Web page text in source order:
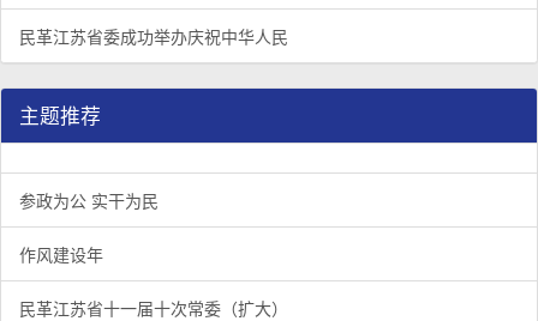
民革江苏省委成功举办庆祝中华人民
主题推荐
参政为公 实干为民
作风建设年
民革江苏省十一届十次常委（扩大）